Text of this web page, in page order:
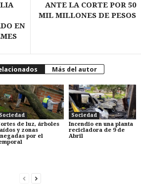
EN
ANTE LA CORTE POR 50
MIL MILLONES DE PESOS
Más del autor
Sociedad
de luz, árboles
y zonas
por el
Sociedad
Incendio en una planta
recicladora de 9 de
Abril